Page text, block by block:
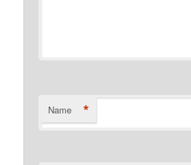
Name *